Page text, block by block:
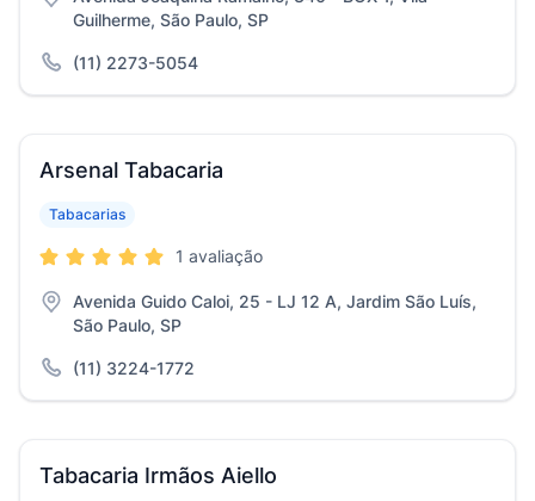
Guilherme, São Paulo, SP
(11) 2273-5054
Arsenal Tabacaria
Tabacarias
1 avaliação
Avenida Guido Caloi, 25 - LJ 12 A, Jardim São Luís,
São Paulo, SP
(11) 3224-1772
Tabacaria Irmãos Aiello